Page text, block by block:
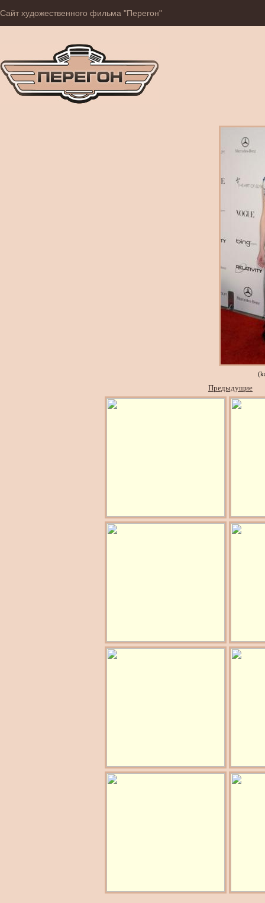
Сайт художественного фильма "Перегон"
Предыдущие